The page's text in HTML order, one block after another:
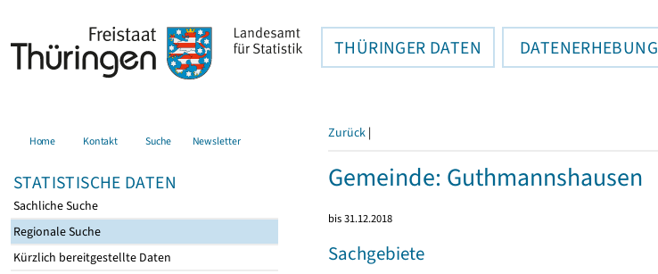
THÜRINGER DATEN DATENERHEBUNG
Home Kontakt Suche Newsletter
STATISTISCHE DATEN
Sachliche Suche
Regionale Suche
Kürzlich bereitgestellte Daten
Zurück |
Gemeinde: Guthmannshausen
bis 31.12.2018
Sachgebiete